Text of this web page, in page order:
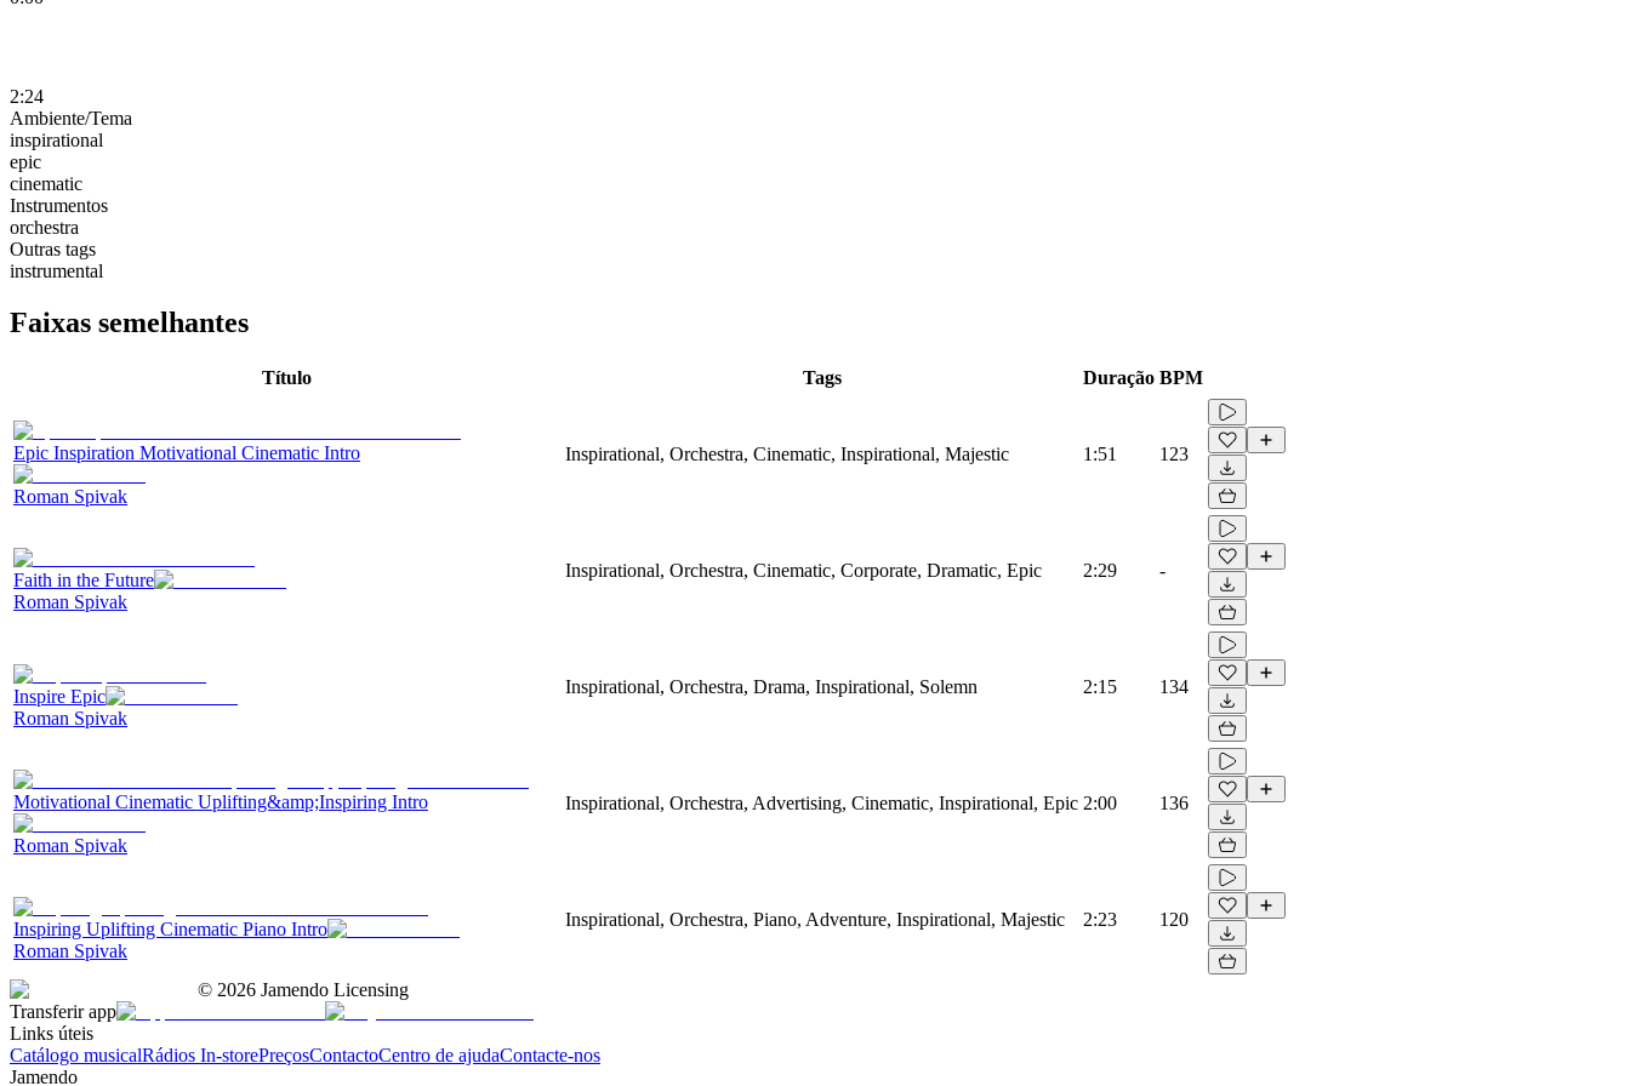
2:24
Ambiente/Tema
inspirational
epic
cinematic
Instrumentos
orchestra
Outras tags
instrumental
Faixas semelhantes
Título Tags Duração BPM
Epic Inspiration Motivational Cinematic Intro
Roman Spivak
Inspirational, Orchestra, Cinematic, Inspirational, Majestic 1:51 123
Faith in the Future
Roman Spivak
Inspirational, Orchestra, Cinematic, Corporate, Dramatic, Epic 2:29 -
Inspire Epic
Roman Spivak
Inspirational, Orchestra, Drama, Inspirational, Solemn 2:15 134
Motivational Cinematic Uplifting&amp;Inspiring Intro
Roman Spivak
Inspirational, Orchestra, Advertising, Cinematic, Inspirational, Epic 2:00 136
Inspiring Uplifting Cinematic Piano Intro
Roman Spivak
Inspirational, Orchestra, Piano, Adventure, Inspirational, Majestic 2:23 120
© 2026 Jamendo Licensing
Transferir app
Links úteis
Catálogo musicalRádios In-storePreçosContactoCentro de ajudaContacte-nos
Jamendo